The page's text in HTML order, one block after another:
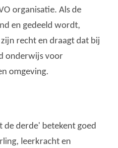
organisatie. Als de
en gedeeld wordt,
recht en draagt dat bij
onderwijs voor
omgeving.
derde' betekent goed
leerkracht en